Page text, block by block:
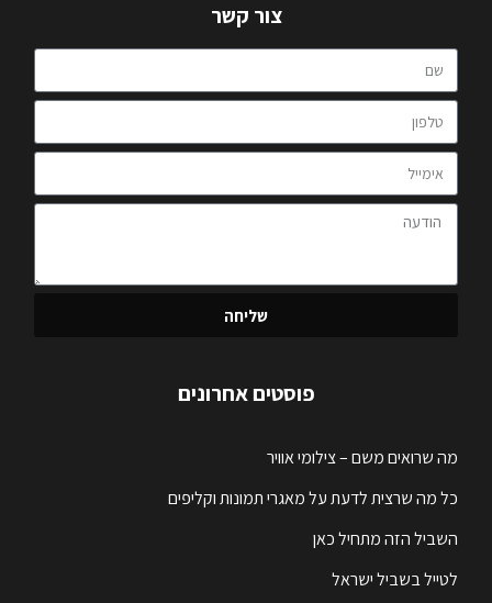
צור קשר
שליחה
פוסטים אחרונים
מה שרואים משם – צילומי אוויר
כל מה שרצית לדעת על מאגרי תמונות וקליפים
השביל הזה מתחיל כאן
לטייל בשביל ישראל